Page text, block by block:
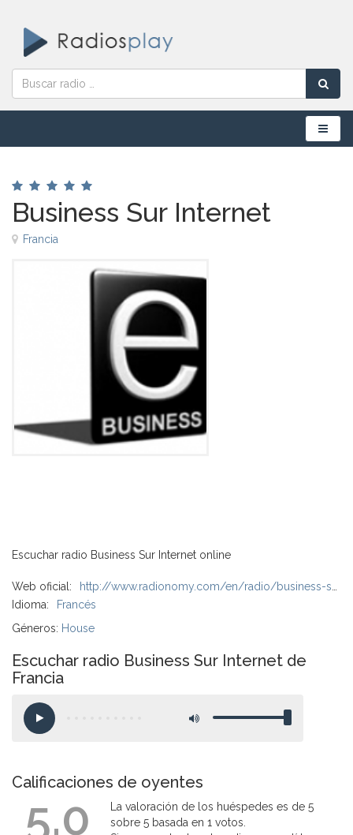
Menú
Business Sur Internet
Francia
Escuchar radio Business Sur Internet online
Web oficial:
http://www.radionomy.com/en/radio/business-sur-internet
Idioma:
Francés
Géneros: House
Escuchar radio Business Sur Internet de
Francia
Calificaciones de oyentes
5.0
La valoración de los huéspedes es de 5
sobre 5 basada en 1 votos.